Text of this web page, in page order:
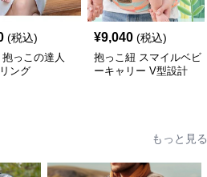
(税込)
っこの達人
ング
¥9,040 (税込)
抱っこ紐 スマイルベビ
ーキャリー V型設計
もっと見る